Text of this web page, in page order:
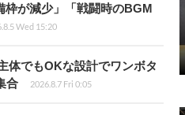
が減少」「戦闘時のBGM
Wed 15:20
体でもOKな設計でワンボタ
合
2026.8.7 Fri 0:05